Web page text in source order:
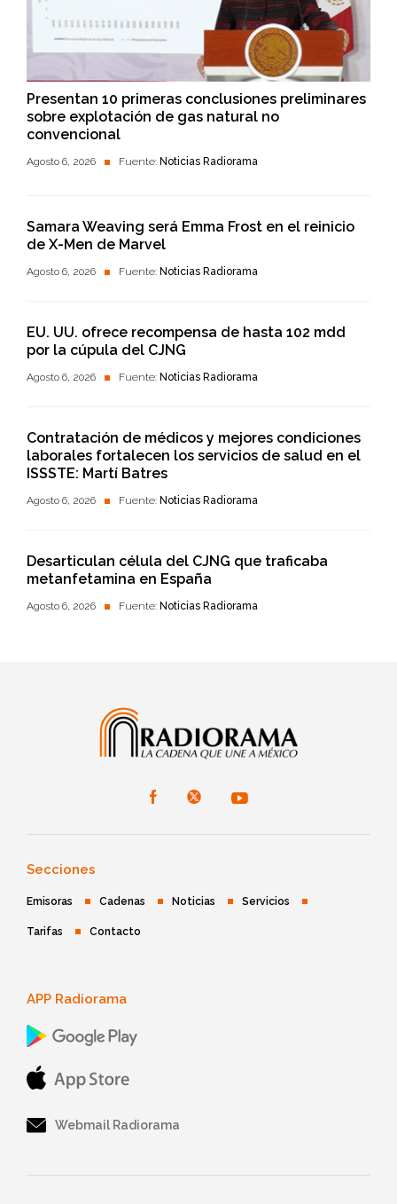
Presentan 10 primeras conclusiones preliminares
sobre explotación de gas natural no
convencional
Agosto 6, 2026 Fuente: Noticias Radiorama
Samara Weaving será Emma Frost en el reinicio
de X-Men de Marvel
Agosto 6, 2026 Fuente: Noticias Radiorama
EU. UU. ofrece recompensa de hasta 102 mdd
por la cúpula del CJNG
Agosto 6, 2026 Fuente: Noticias Radiorama
Contratación de médicos y mejores condiciones
laborales fortalecen los servicios de salud en el
ISSSTE: Martí Batres
Agosto 6, 2026 Fuente: Noticias Radiorama
Desarticulan célula del CJNG que traficaba
metanfetamina en España
Agosto 6, 2026 Fuente: Noticias Radiorama
Secciones
Emisoras Cadenas Noticias Servicios
Tarifas Contacto
APP Radiorama
Webmail Radiorama